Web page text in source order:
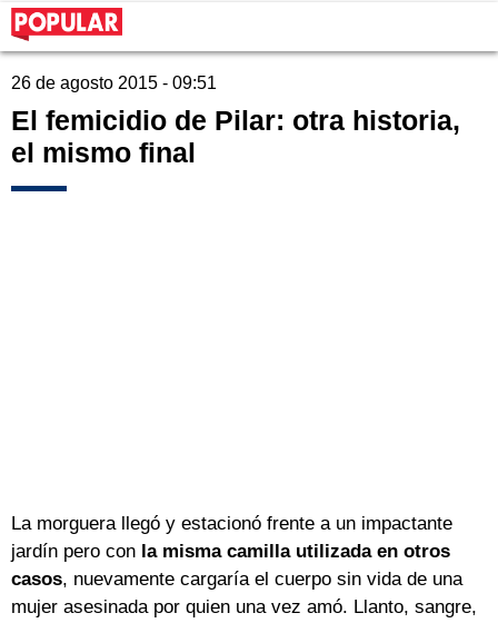
26 de agosto 2015 - 09:51
El femicidio de Pilar: otra historia,
el mismo final
La morguera llegó y estacionó frente a un impactante
jardín pero con la misma camilla utilizada en otros
casos, nuevamente cargaría el cuerpo sin vida de una
mujer asesinada por quien una vez amó. Llanto, sangre,